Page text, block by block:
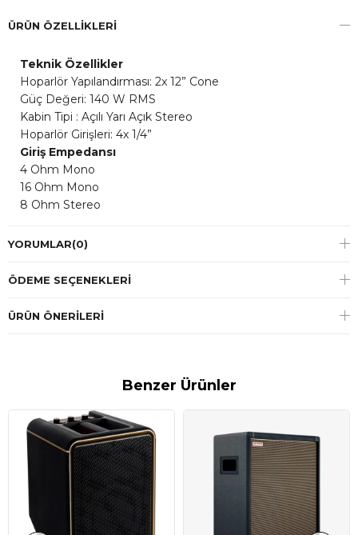
ÜRÜN ÖZELLIKLERI
Teknik Özellikler
Hoparlör Yapılandırması: 2x 12” Cone
Güç Değeri: 140 W RMS
Kabin Tipi : Açılı Yarı Açık Stereo
Hoparlör Girişleri: 4x 1/4”
Giriş Empedansı
4 Ohm Mono
16 Ohm Mono
8 Ohm Stereo
YORUMLAR(0)
ÖDEME SEÇENEKLERI
ÜRÜN ÖNERILERI
Benzer Ürünler